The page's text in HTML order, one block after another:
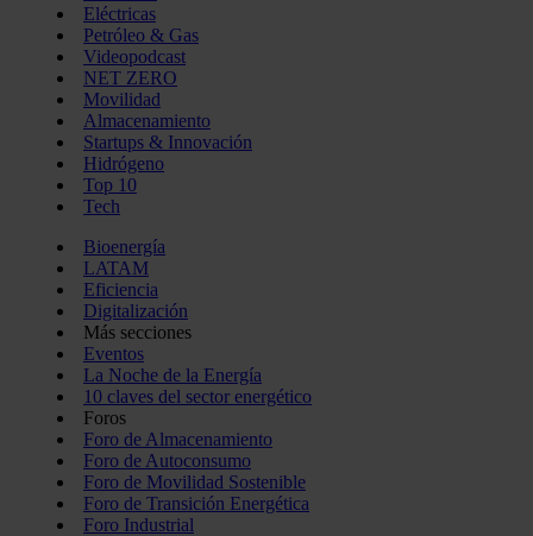
Eléctricas
Petróleo & Gas
Videopodcast
NET ZERO
Movilidad
Almacenamiento
Startups & Innovación
Hidrógeno
Top 10
Tech
Bioenergía
LATAM
Eficiencia
Digitalización
Más secciones
Eventos
La Noche de la Energía
10 claves del sector energético
Foros
Foro de Almacenamiento
Foro de Autoconsumo
Foro de Movilidad Sostenible
Foro de Transición Energética
Foro Industrial